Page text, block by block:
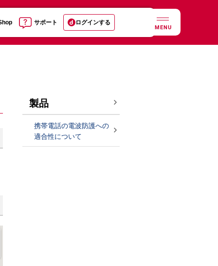
サポート ログインする
MENU
製品
携帯電話の電波防護への
適合性について